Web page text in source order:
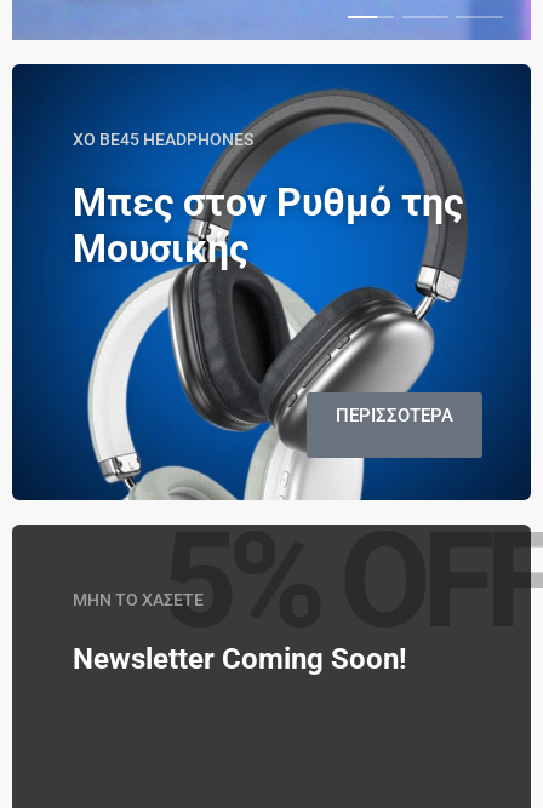
XO BE45 HEADPHONES
Μπες στον Ρυθμό της
Μουσικής
ΠΕΡΙΣΣΟΤΕΡΑ
5%
ΜΗΝ ΤΟ ΧΑΣΕΤΕ
Newsletter Coming Soon!